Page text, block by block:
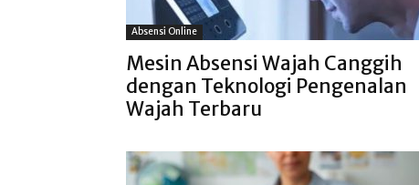
Absensi Online
Mesin Absensi Wajah Canggih
dengan Teknologi Pengenalan
Wajah Terbaru